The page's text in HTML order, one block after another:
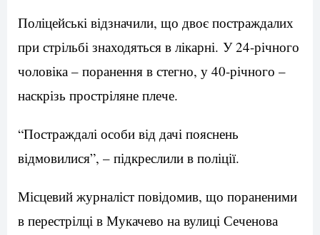
Поліцейські відзначили, що двоє постраждалих
при стрільбі знаходяться в лікарні. У 24-річного
чоловіка – поранення в стегно, у 40-річного –
наскрізь простріляне плече.
“Постраждалі особи від дачі пояснень
відмовилися”, – підкреслили в поліції.
Місцевий журналіст повідомив, що пораненими
в перестрілці в Мукачево на вулиці Сеченова